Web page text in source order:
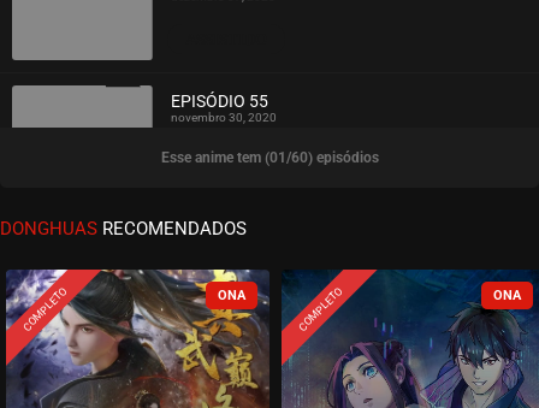
ASSISTIDO
EPISÓDIO 55
novembro 30, 2020
ASSISTIDO
EPISÓDIO 54
ASSISTIDO
EPISÓDIO 53
novembro 30, 2020
Esse anime tem (01/60) episódios
DONGHUAS RECOMENDADOS
COMPLETO COMPLETO